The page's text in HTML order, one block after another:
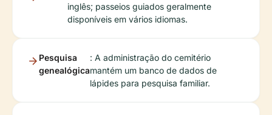
inglês; passeios guiados geralmente
disponíveis em vários idiomas.
Pesquisa
genealógica
: A administração do cemitério
mantém um banco de dados de
lápides para pesquisa familiar.